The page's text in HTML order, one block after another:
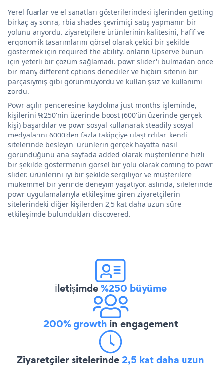
Yerel fuarlar ve el sanatları gösterilerindeki işlerinden getting
birkaç ay sonra, rbia shades çevrimiçi satış yapmanın bir
yolunu arıyordu. ziyaretçilere ürünlerinin kalitesini, hafif ve
ergonomik tasarımlarını görsel olarak çekici bir şekilde
göstermek için required the ability. onların Upserve bunun
için yeterli bir çözüm sağlamadı. powr slider'ı bulmadan önce
bir many different options denediler ve hiçbiri sitenin bir
parçasıymış gibi görünmüyordu ve kullanışsız ve kullanımı
zordu.
Powr açılır penceresine kaydolma just months işleminde,
kişilerini %250'nin üzerinde boost (600'ün üzerinde gerçek
kişi) başardılar ve powr sosyal kullanarak steadily sosyal
medyalarını 6000'den fazla takipçiye ulaştırdılar. kendi
sitelerinde besleyin. ürünlerin gerçek hayatta nasıl
göründüğünü ana sayfada added olarak müşterilerine hızlı
bir şekilde göstermenin görsel bir yolu olarak coming to powr
slider. ürünlerini iyi bir şekilde sergiliyor ve müşterilere
mükemmel bir yerinde deneyim yaşatıyor. aslında, sitelerinde
powr uygulamalarıyla etkileşime giren ziyaretçilerin
sitelerindeki diğer kişilerden 2,5 kat daha uzun süre
etkileşimde bulundukları discovered.
İletişimde%250 büyüme
200% growth in engagement
Ziyaretçiler sitelerinde2,5 kat daha uzun